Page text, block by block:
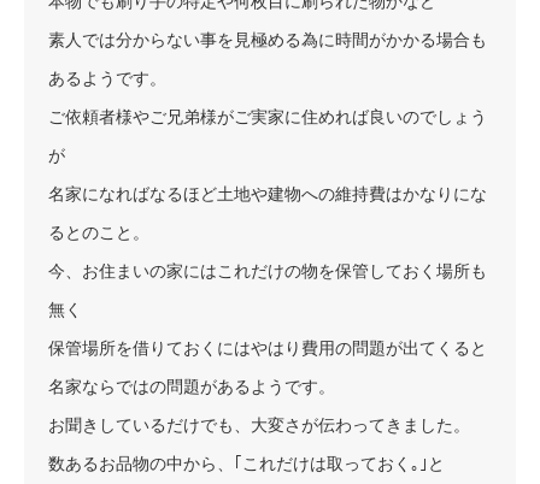
素人では分からない事を見極める為に時間がかかる場合も
あるようです。
ご依頼者様やご兄弟様がご実家に住めれば良いのでしょう
が
名家になればなるほど土地や建物への維持費はかなりにな
るとのこと。
今、お住まいの家にはこれだけの物を保管しておく場所も
無く
保管場所を借りておくにはやはり費用の問題が出てくると
名家ならではの問題があるようです。
お聞きしているだけでも、大変さが伝わってきました。
数あるお品物の中から、｢これだけは取っておく｡｣と